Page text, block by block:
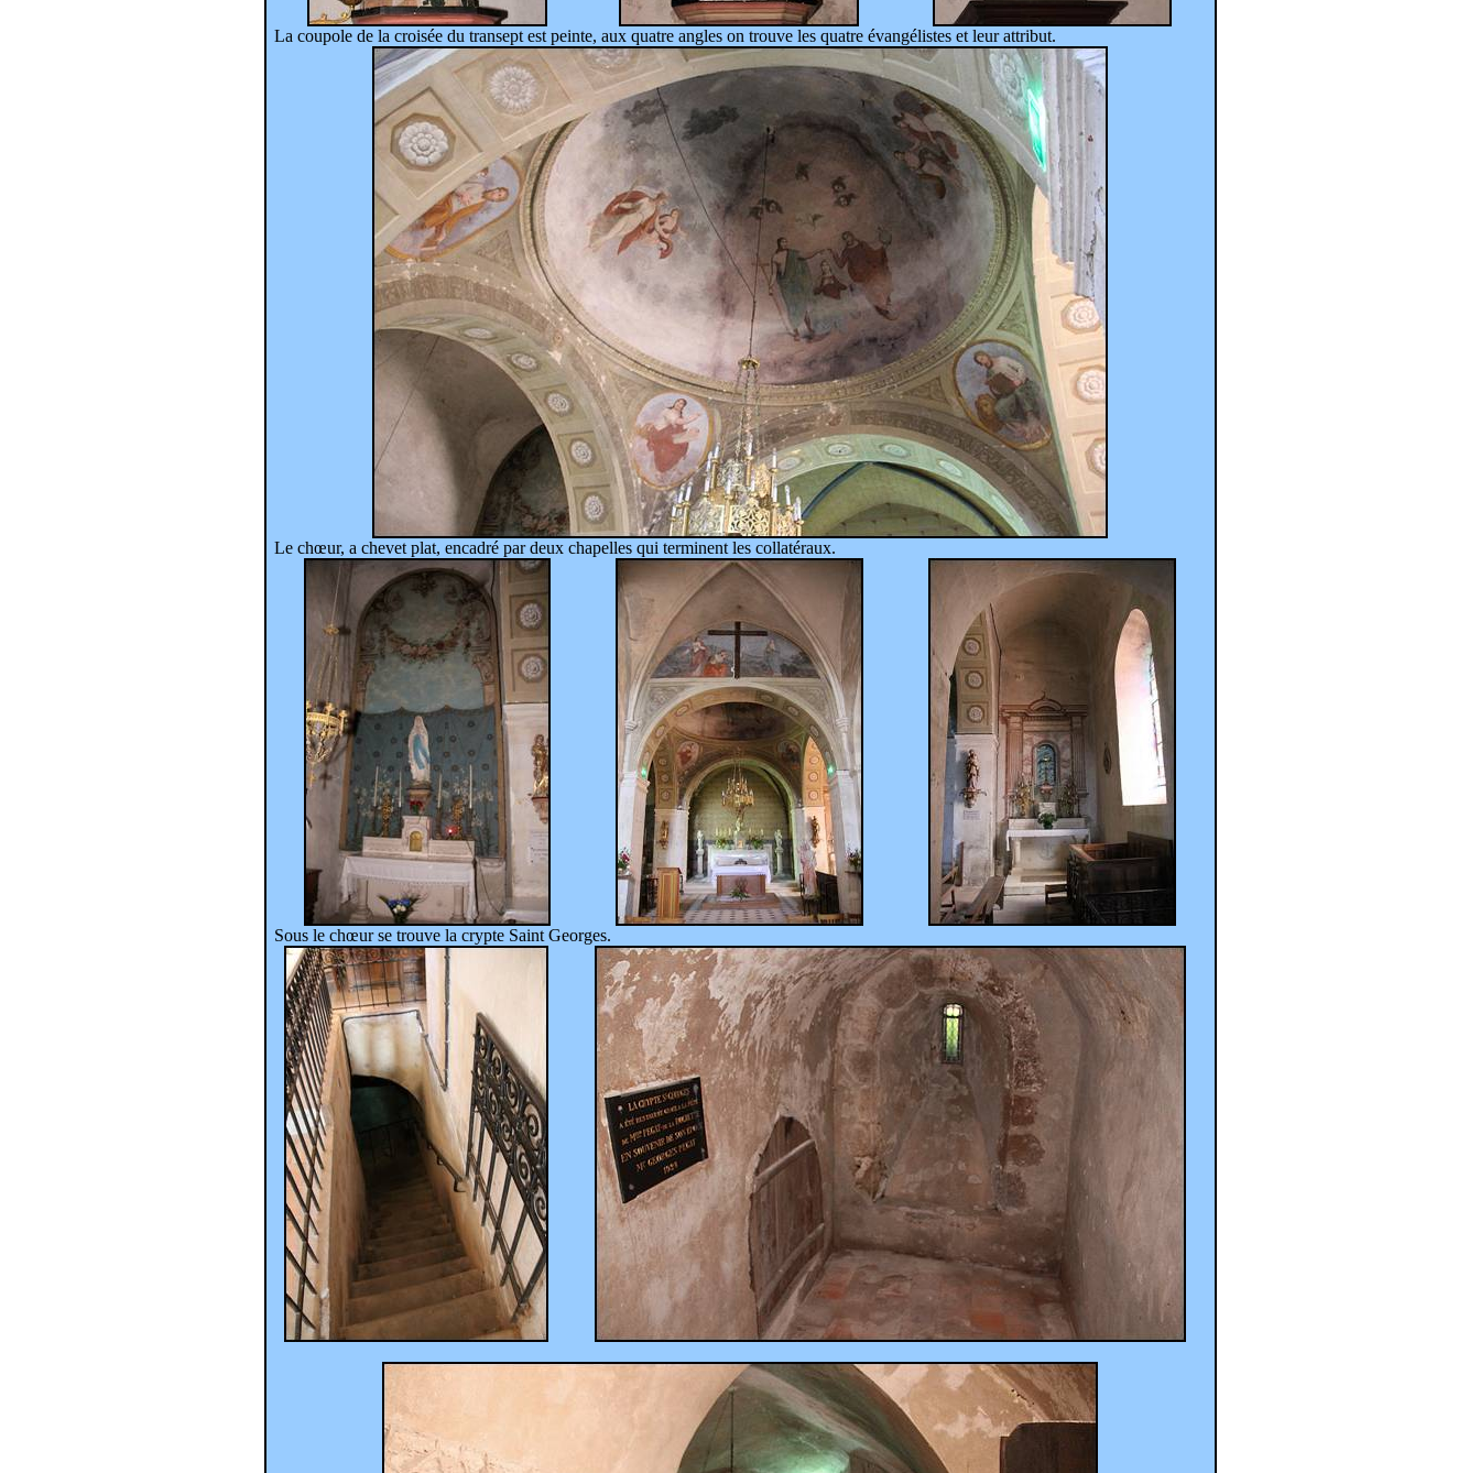
La coupole de la croisée du transept est peinte, aux quatre angles on trouve les quatre évangélistes et leur attribut.
Le chœur, a chevet plat, encadré par deux chapelles qui terminent les collatéraux.
Sous le chœur se trouve la crypte Saint Georges.